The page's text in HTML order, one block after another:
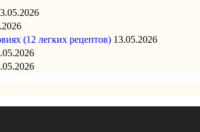
(12 легких рецептов) 13.05.2026